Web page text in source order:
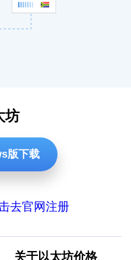
坊
版下载
去官网注册
关于以太坊价格